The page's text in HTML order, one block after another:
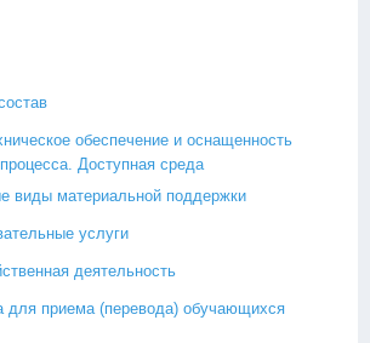
обеспечение и оснащенность
Доступная среда
виды материальной поддержки
услуги
деятельность
для приема (перевода) обучающихся